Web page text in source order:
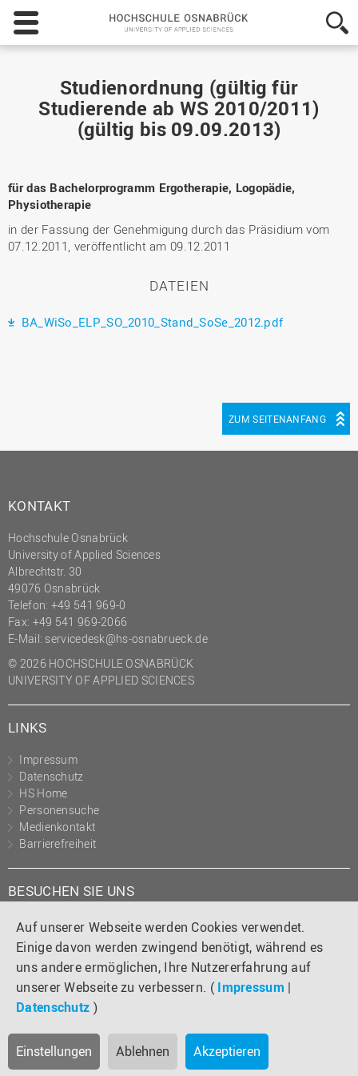
Auf unserer Webseite werden Cookies verwendet.
Einige davon werden zwingend benötigt, während es
uns andere ermöglichen, Ihre Nutzererfahrung auf
unserer Webseite zu verbessern. ( Impressum |
Datenschutz )
Einstellungen Ablehnen Akzeptieren
Hochschule
Osnabrück
-
of
Applied
Sciences
Studienordnung (gültig für
Studierende ab WS 2010/2011)
(gültig bis 09.09.2013)
für das Bachelorprogramm Ergotherapie, Logopädie,
Physiotherapie
in der Fassung der Genehmigung durch das Präsidium vom
07.12.2011, veröffentlicht am 09.12.2011
DATEIEN
BA_WiSo_ELP_SO_2010_Stand_SoSe_2012.pdf
ZUM SEITENANFANG
KONTAKT
Hochschule Osnabrück
University of Applied Sciences
Albrechtstr. 30
49076 Osnabrück
Telefon: +49 541 969-0
Fax: +49 541 969-2066
E-Mail: servicedesk@hs-osnabrueck.de
© 2026 HOCHSCHULE OSNABRÜCK
UNIVERSITY OF APPLIED SCIENCES
LINKS
Impressum
Datenschutz
HS Home
Personensuche
Medienkontakt
Barrierefreiheit
BESUCHEN SIE UNS
Instagram
TiktokLinkedIn
YouTube
Facebook